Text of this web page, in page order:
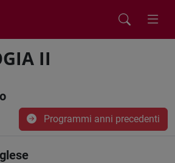
II
Programmi anni precedenti